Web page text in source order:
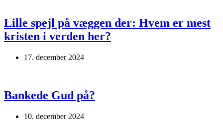
Lille spejl på væggen der: Hvem er mest
kristen i verden her?
17. december 2024
Bankede Gud på?
10. december 2024